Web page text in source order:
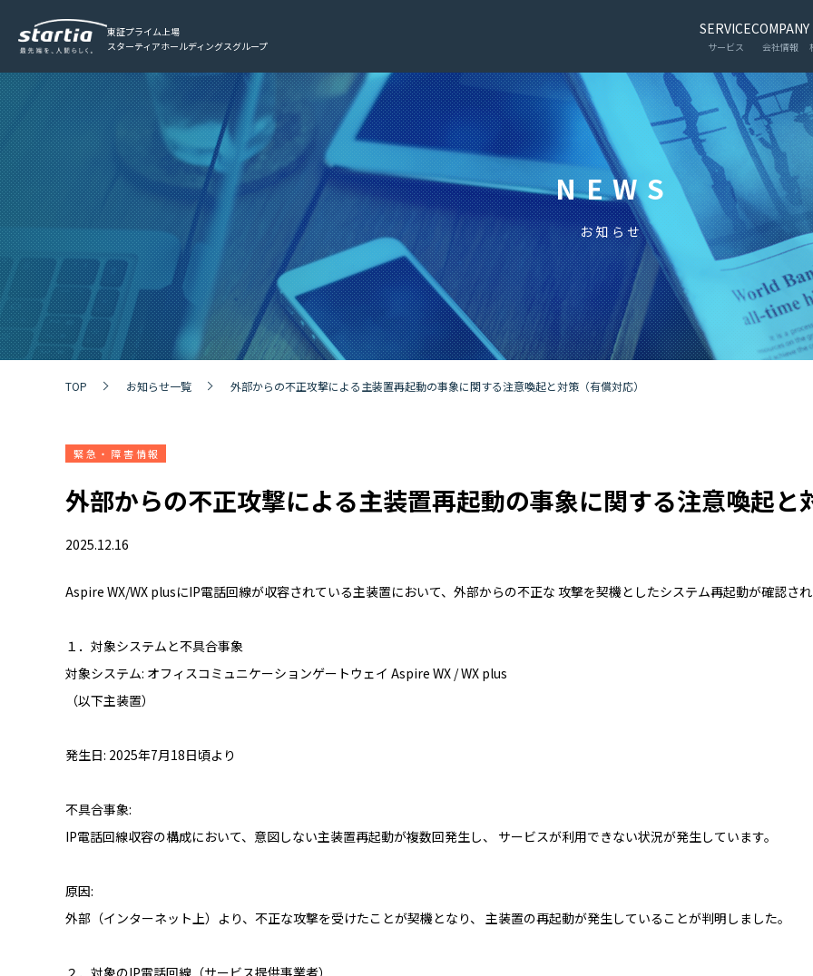
東証プライム上場
スターティアホールディングスグループ
SERVICE
サービス
COMPANY
会社情報
NEWS
お知らせ
TOP お知らせ一覧 外部からの不正攻撃による主装置再起動の事象に関する注意喚起と対策（有償対応）
緊急・障害情報
外部からの不正攻撃による主装置再起動の事象に関する注意喚起と
2025.12.16
Aspire WX/WX plusにIP電話回線が収容されている主装置において、外部からの不正な 攻撃を契機としたシステム再起動が確認され
１．対象システムと不具合事象
対象システム: オフィスコミュニケーションゲートウェイ Aspire WX / WX plus
（以下主装置）
発生日: 2025年7月18日頃より
不具合事象:
IP電話回線収容の構成において、意図しない主装置再起動が複数回発生し、 サービスが利用できない状況が発生しています。
原因:
外部（インターネット上）より、不正な攻撃を受けたことが契機となり、 主装置の再起動が発生していることが判明しました。